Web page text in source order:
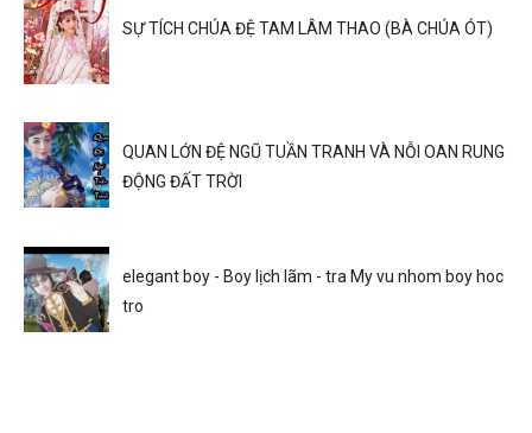
SỰ TÍCH CHÚA ĐỆ TAM LÂM THAO (BÀ CHÚA ÓT)
QUAN LỚN ĐỆ NGŨ TUẦN TRANH VÀ NỖI OAN RUNG
ĐỘNG ĐẤT TRỜI
elegant boy - Boy lịch lãm - tra My vu nhom boy hoc
tro